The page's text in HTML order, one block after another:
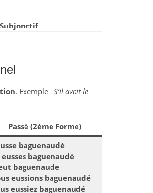
. Exemple : S’il avait le
Passé (2ème Forme)
baguenaudé
baguenaudé
baguenaudé
eussions baguenaudé
eussiez baguenaudé